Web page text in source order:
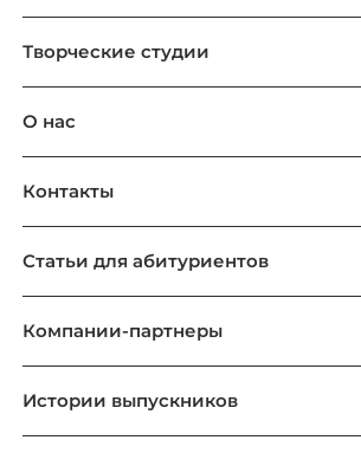
Творческие студии
О нас
Контакты
Статьи для абитуриентов
Компании-партнеры
Истории выпускников